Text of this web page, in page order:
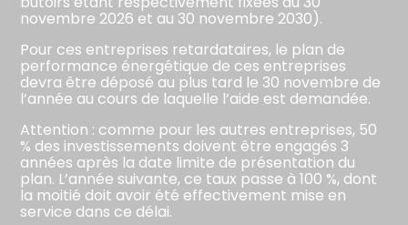
novembre 2026 et au 30 novembre 2030).
Pour ces entreprises retardataires, le plan de
performance énergétique de ces entreprises
devra être déposé au plus tard le 30 novembre de
l’année au cours de laquelle l’aide est demandée.
Attention : comme pour les autres entreprises, 50
% des investissements doivent être engagés 3
années après la date limite de présentation du
plan. L’année suivante, ce taux passe à 100 %, dont
la moitié doit avoir été effectivement mise en
service dans ce délai.